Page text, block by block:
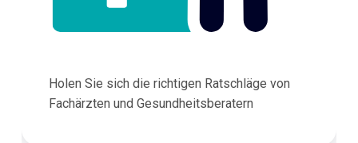
Holen Sie sich die richtigen Ratschläge von
Fachärzten und Gesundheitsberatern